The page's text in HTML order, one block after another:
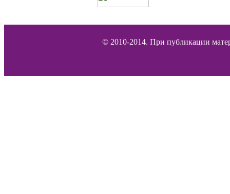
© 2010-2014. При публикации